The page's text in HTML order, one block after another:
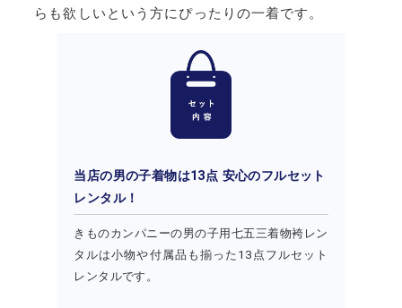
らも欲しいという方にぴったりの一着です。